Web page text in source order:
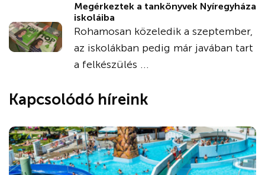
Megérkeztek a tankönyvek Nyíregyháza
iskoláiba
Rohamosan közeledik a szeptember,
az iskolákban pedig már javában tart
a felkészülés ...
Kapcsolódó híreink